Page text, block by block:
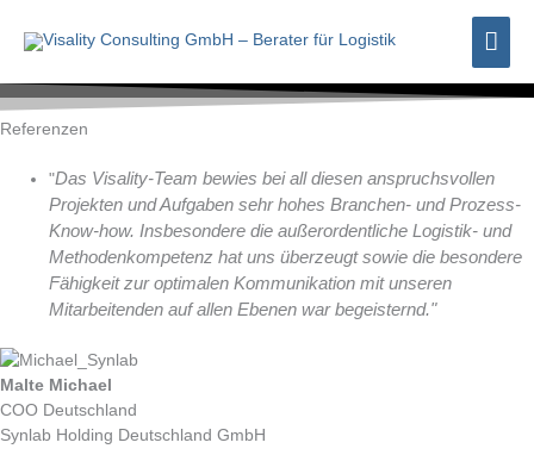
Inhalt
Referenzen
"Das Visality-Team bewies bei all diesen anspruchsvollen
Projekten und Aufgaben sehr hohes Branchen- und Prozess-
Know-how. Insbesondere die außerordentliche Logistik- und
Methodenkompetenz hat uns überzeugt sowie die besondere
Fähigkeit zur optimalen Kommunikation mit unseren
Mitarbeitenden auf allen Ebenen war begeisternd."
Malte Michael
COO Deutschland
Synlab Holding Deutschland GmbH